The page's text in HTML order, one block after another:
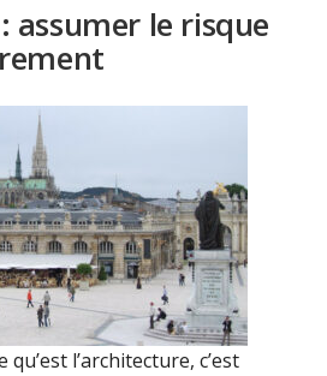
assumer le risque
l’architecture, c’est